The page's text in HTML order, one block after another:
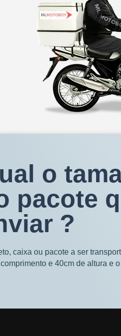
o
pacote
?
caixa ou pacote a ser
e 40cm de altura e